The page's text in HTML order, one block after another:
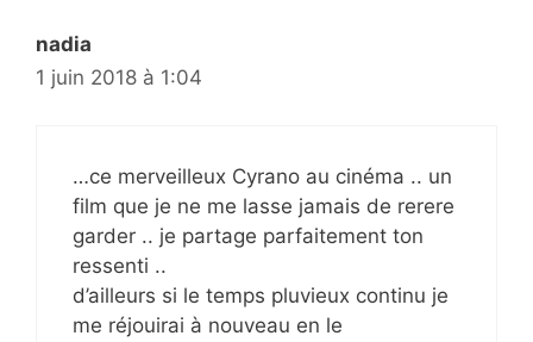
nadia
1 juin 2018 à 1:04
…ce merveilleux Cyrano au cinéma .. un
film que je ne me lasse jamais de rerere
garder .. je partage parfaitement ton
ressenti ..
d’ailleurs si le temps pluvieux continu je
me réjouirai à nouveau en le